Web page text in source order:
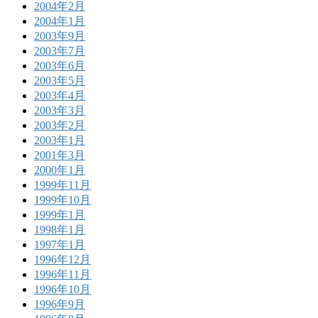
2004年2月
2004年1月
2003年9月
2003年7月
2003年6月
2003年5月
2003年4月
2003年3月
2003年2月
2003年1月
2001年3月
2000年1月
1999年11月
1999年10月
1999年1月
1998年1月
1997年1月
1996年12月
1996年11月
1996年10月
1996年9月